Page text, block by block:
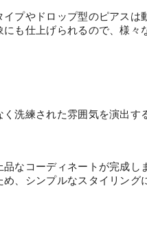
プやドロップ型のピアスは
も仕上げられるので、様々
洗練された雰囲気を演出す
なコーディネートが完成し
、シンプルなスタイリング